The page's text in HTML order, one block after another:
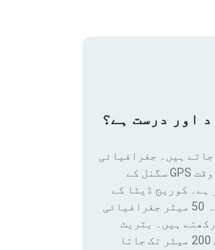
اور درست ہے؟
جاتے ہیں۔ جغرافیائی
محل وقوع کی جانچ پڑتال کے وقت GPS سگنل کے
ہے۔ کوریج ڈیٹا کے
لیے ، ہم صرف زیادہ سے زیادہ 50 میٹر جغرافیائی
ہیں۔ بٹریٹ
ڈاؤن لوڈ کے لیے ، یہ چوکھٹ 200 میٹر تک جاتا